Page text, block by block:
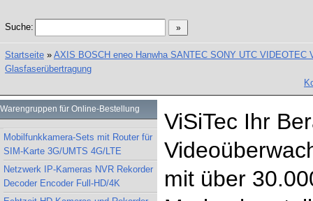
Suche:
Startseite » AXIS BOSCH eneo Hanwha SANTEC SONY UTC VIDEOTEC
Glasfaserübertragung
Warengruppen für Online-Bestellung
Mobilfunkkamera-Sets mit Router für
SIM-Karte 3G/UMTS 4G/LTE
Netzwerk IP-Kameras NVR Rekorder
Decoder Encoder Full-HD/4K
ViSiTec Ihr
mit über